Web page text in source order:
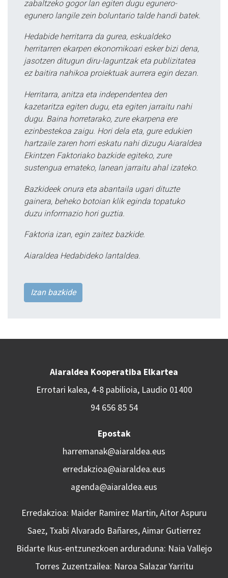
zabaltzeko gogor lan egiten dugu egunero-
egunero langile zein boluntario talde handi batek.
Hedabide herritarra da gurea, eskualdeko
herritarren ekarpen ekonomikoari esker bizi dena,
jasotzen ditugun diru-laguntzak eta publizitatea
ez baitira nahikoa proiektuak aurrera egin dezan.
Herritarra, anitza eta independentea den
kazetaritza egiten dugu, eta egiten jarraitu nahi
dugu. Baina horretarako, zure ekarpena ere
ezinbestekoa zaigu. Hori dela eta, gure edukien
hartzaile zaren horri eskatu nahi dizugu Aiaraldea
Ekintzen Faktoriako bazkide egiteko, zure
sustengua emateko, lanean jarraitu ahal izateko.
Bazkideek onura eta abantaila ugari dituzte
gainera, beheko botoian klik eginda topatuko
duzu informazio hori guztia.
Faktoria izan, egin zaitez bazkide.
Aiaraldea Hedabideko lantaldea.
Izan bazkide
Aiaraldea Kooperatiba Elkartea
Errotari kalea, 4-8 pabilioia, Laudio 01400
94 656 85 54
Epostak
harremanak@aiaraldea.eus
erredakzioa@aiaraldea.eus
agenda@aiaraldea.eus
Erredakzioa: Maider Ramirez Martin, Aitor Aspuru
Saez, Txabi Alvarado Bañares, Aimar Gutierrez
Bidarte Ikus-entzunezkoen arduraduna: Naia Vallejo
Torres Zuzentzailea: Naroa Salazar Yarritu